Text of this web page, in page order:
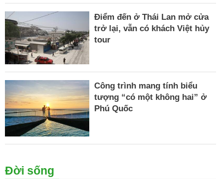
Điểm đến ở Thái Lan mở cửa
trở lại, vẫn có khách Việt hủy
tour
Công trình mang tính biểu
tượng “có một không hai” ở
Phú Quốc
Đời sống